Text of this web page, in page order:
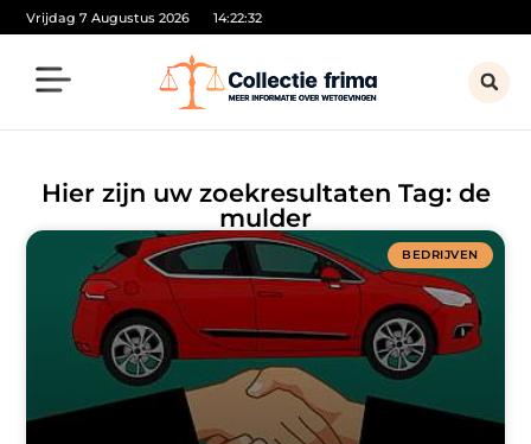
Vrijdag 7 Augustus 2026 14:22:32
Hier zijn uw zoekresultaten Tag: de
mulder
BEDRIJVEN